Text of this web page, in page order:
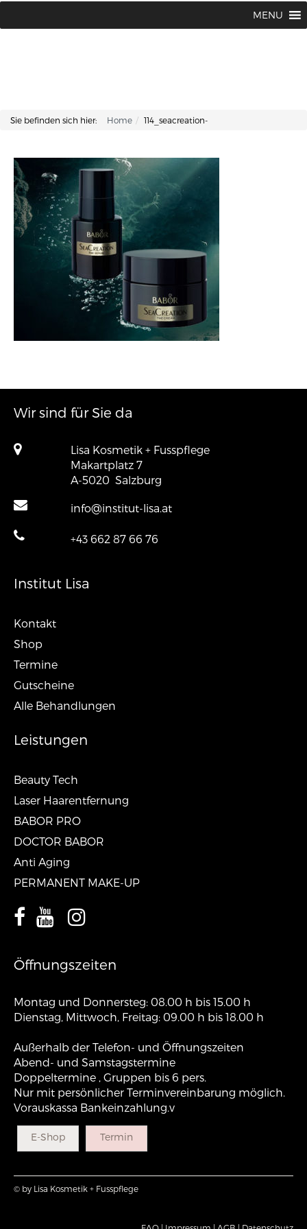
MENU
Sie befinden sich hier: Home 114_seacreation-
Wir sind für Sie da
Lisa Kosmetik + Fusspflege
Makartplatz 7
A-5020 Salzburg
info@institut-lisa.at
+43 662 87 66 76
Institut Lisa
Kontakt
Shop
Termine
Gutscheine
Alle Behandlungen
Leistungen
Beauty Tech
Laser Haarentfernung
BABOR PRO
DOCTOR BABOR
Anti Aging
PERMANENT MAKE-UP
Öffnungszeiten
Montag und Donnersteg: 08.00 h bis 15.00 h
Dienstag, Mittwoch, Freitag: 09.00 h bis 18.00 h
Außerhalb der Telefon- und Öffnungszeiten
Abend- und Samstagstermine
Doppeltermine , Gruppen bis 6 pers.
Nur mit persönlicher Terminvereinbarung möglich.
Vorauskassa Bankeinzahlung.v
E-Shop Termin
© by Lisa Kosmetik + Fusspflege